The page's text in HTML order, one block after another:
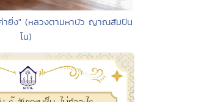
ายิ่ง" (หลวงตามหาบัว ญาณสัมปัน
โน)